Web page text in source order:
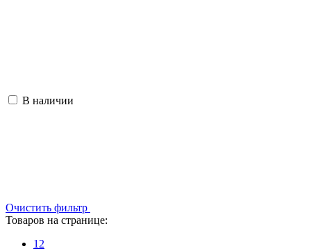
В наличии
Очистить фильтр
Товаров на странице:
12